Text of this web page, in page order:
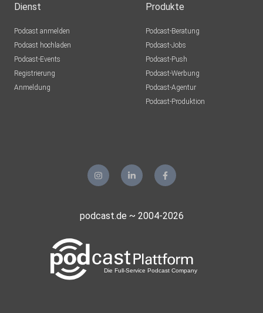
Dienst
Podcast anmelden
Podcast hochladen
Podcast-Events
Registrierung
Anmeldung
Produkte
Podcast-Beratung
Podcast-Jobs
Podcast-Push
Podcast-Werbung
Podcast-Agentur
Podcast-Produktion
podcast.de ~ 2004-2026